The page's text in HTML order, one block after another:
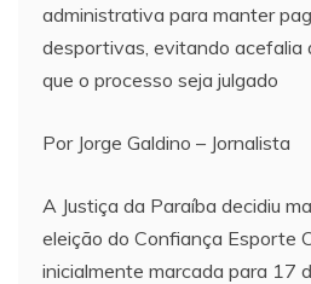
administrativa para manter
desportivas, evitando acefalia
que o processo seja julgado
Por Jorge Galdino – Jornalista
A Justiça da Paraíba decidiu
eleição do Confiança Esporte
inicialmente marcada para 17